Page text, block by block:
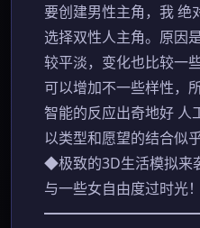
要创建男性主角，我 绝
选择双性人主角。原因
较平淡，变化也比较一
可以增加不一些样性，
智能的反应出奇地好 人
以类型和愿望的结合似
◆极致的3D生活模拟来
与一些女自由度过时光